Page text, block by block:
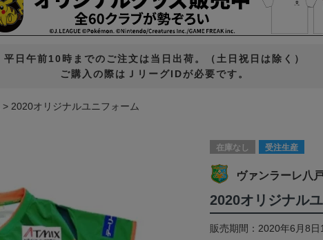
平日午前10時までのご注文は当日出荷。（土日祝日は除く）
ご購入の際はＪリーグIDが必要です。
2020オリジナルユニフォーム
在庫なし 受注生産
ヴァンラーレ八
2020オリジナル
販売期間：2020年6月8